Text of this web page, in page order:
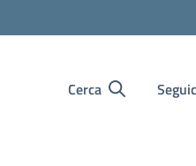
Cerca